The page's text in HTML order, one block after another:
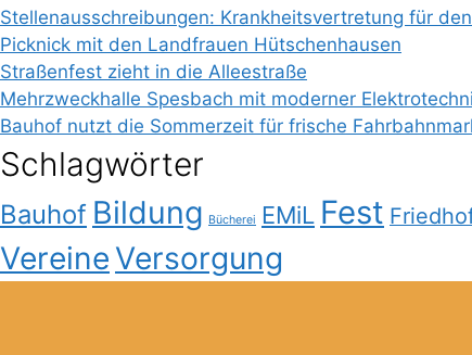
Stellenausschreibungen: Krankheitsvertretung für
Picknick mit den Landfrauen Hütschenhausen
Straßenfest zieht in die Alleestraße
Mehrzweckhalle Spesbach mit moderner
Bauhof nutzt die Sommerzeit für frische
Schlagwörter
Bauhof Bildung Bücherei EMiL Fest
Vereine Versorgung